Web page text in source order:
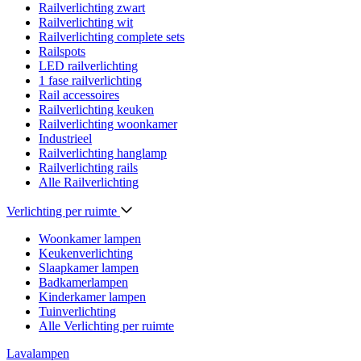
Railverlichting zwart
Railverlichting wit
Railverlichting complete sets
Railspots
LED railverlichting
1 fase railverlichting
Rail accessoires
Railverlichting keuken
Railverlichting woonkamer
Industrieel
Railverlichting hanglamp
Railverlichting rails
Alle Railverlichting
Verlichting per ruimte
Woonkamer lampen
Keukenverlichting
Slaapkamer lampen
Badkamerlampen
Kinderkamer lampen
Tuinverlichting
Alle Verlichting per ruimte
Lavalampen